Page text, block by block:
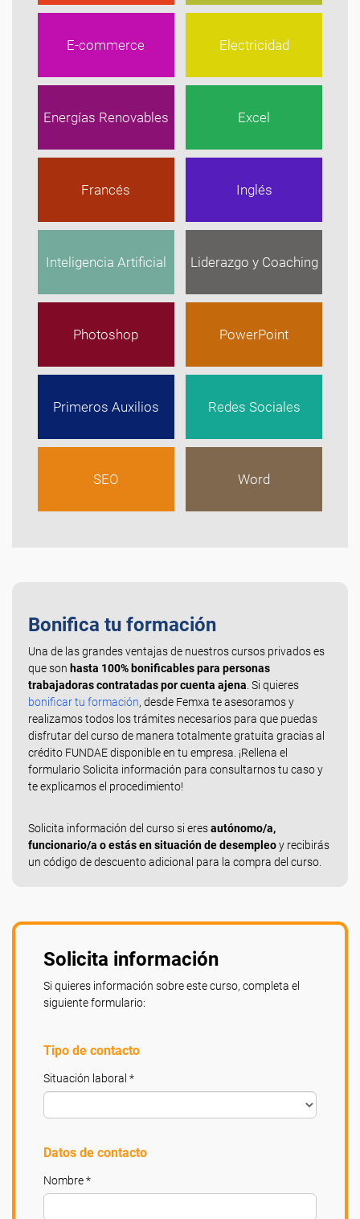
E-commerce Electricidad
Energías Renovables Excel
Francés Inglés
Inteligencia Artificial Liderazgo y Coaching
Photoshop PowerPoint
Primeros Auxilios Redes Sociales
SEO Word
Bonifica tu formación
Una de las grandes ventajas de nuestros cursos privados es
que son hasta 100% bonificables para personas
trabajadoras contratadas por cuenta ajena . Si quieres
bonificar tu formación, desde Femxa te asesoramos y
realizamos todos los trámites necesarios para que puedas
disfrutar del curso de manera totalmente gratuita gracias al
crédito FUNDAE disponible en tu empresa. ¡Rellena el
formulario Solicita información para consultarnos tu caso y
te explicamos el procedimiento!
Solicita información del curso si eresautónomo/a,
funcionario/a o estás en situación de desempleoy recibirás
un código de descuento adicional para la compra del curso.
Solicita información
Si quieres información sobre este curso, completa el
siguiente formulario:
Tipo de contacto
Situación laboral *
Datos de contacto
Nombre *